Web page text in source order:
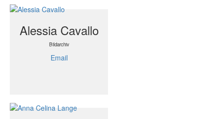
Alessia Cavallo
Bildarchiv
Email